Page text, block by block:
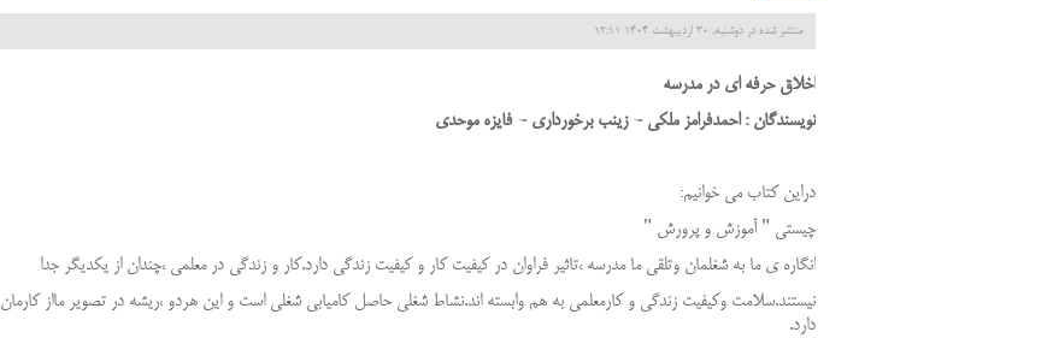
منتشر شده در دوشنبه, 30 ارديبهشت 1404 12:11
اخلاق حرفه ای در مدرسه
نویسندگان : احمدفرامز ملکی - زینب برخورداری - فایزه موحدی
دراین کتاب می خوانیم:
چیستی " آموزش و پرورش "
انگاره ی ما به شغلمان وتلقی ما مدرسه ،تاثیر فراوان در کیفیت کار و کیفیت زندگی دارد.کار و زندگی در معلمی ،چندان از یکدیگر جدا
نیستند.سلامت وکیفیت زندگی و کارمعلمی به هم وابسته اند.نشاط شغلی حاصل کامیابی شغلی است و این هردو ،ریشه در تصویر مااز کارمان
دارد.